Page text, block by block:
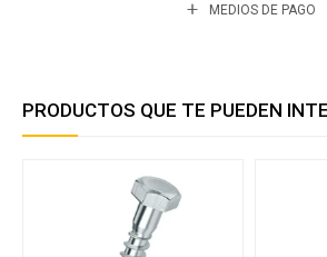
MEDIOS DE PAGO
PRODUCTOS QUE TE PUEDEN